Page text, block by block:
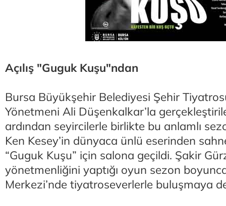
Açılış "Guguk Kuşu"ndan
Bursa Büyükşehir Belediyesi Şehir
Yönetmeni Ali Düşenkalkar’la
ardından seyircilerle birlikte bu anlamlı
Ken Kesey’in dünyaca ünlü eserinden
“Guguk Kuşu” için salona geçildi. Şakir
yönetmenliğini yaptığı oyun sezon
Merkezi’nde tiyatroseverlerle buluşmaya